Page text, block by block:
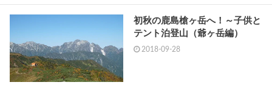
初秋の鹿島槍ヶ岳へ！～子供と
テント泊登山（爺ヶ岳編）
2018-09-28